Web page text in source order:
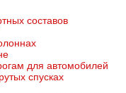
составов
для автомобилей
спусках